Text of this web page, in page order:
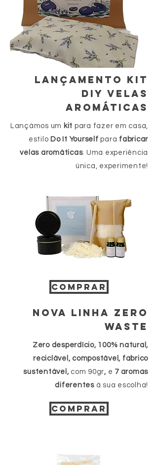
LANçAMENTO KIT
DIY VELAS
AROMÁTICAS
Lançámos um kit para fazer em casa,
estilo Do It Yourselfpara fabricar
velas aromáticas. Uma experiência
única, experimente!
COMPRAR
NOVA LINHA ZERO
WASTE
Zero desperdício, 100% natural,
reciclável, compostável, fabrico
sustentável, com 90gr, e 7 aromas
diferentes à sua escolha!
COMPRAR